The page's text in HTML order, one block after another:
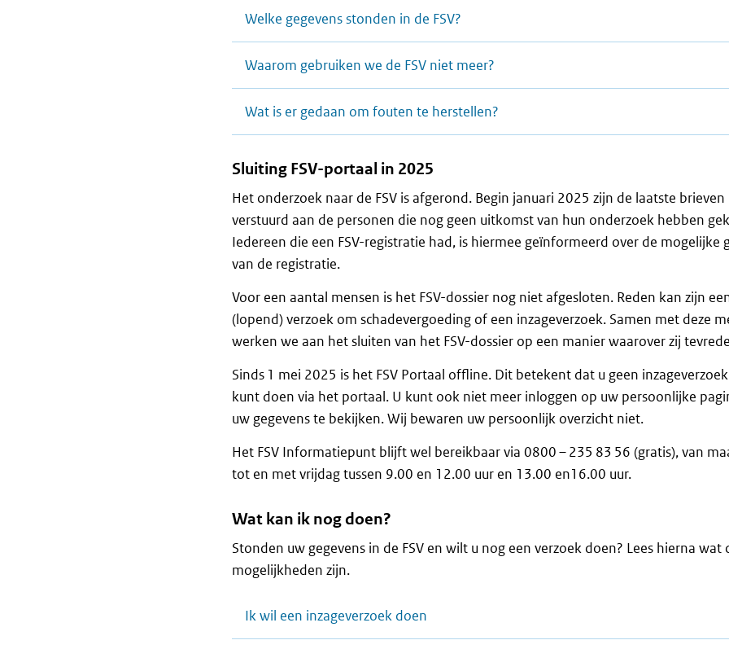
Welke gegevens stonden in de FSV?
Waarom gebruiken we de FSV niet meer?
Wat is er gedaan om fouten te herstellen?
Sluiting FSV-portaal in 2025
Het onderzoek naar de FSV is afgerond. Begin januari 2025 zijn de laatste brieven
verstuurd aan de personen die nog geen uitkomst van hun onderzoek hebben
Iedereen die een FSV-registratie had, is hiermee geïnformeerd over de mogelijke
van de registratie.
Voor een aantal mensen is het FSV-dossier nog niet afgesloten. Reden kan zijn
(lopend) verzoek om schadevergoeding of een inzageverzoek. Samen met deze
werken we aan het sluiten van het FSV-dossier op een manier waarover zij
Sinds 1 mei 2025 is het FSV Portaal offline. Dit betekent dat u geen
kunt doen via het portaal. U kunt ook niet meer inloggen op uw persoonlijke
uw gegevens te bekijken. Wij bewaren uw persoonlijk overzicht niet.
Het FSV Informatiepunt blijft wel bereikbaar via 0800 – 235 83 56 (gratis), van
tot en met vrijdag tussen 9.00 en 12.00 uur en 13.00 en16.00 uur.
Wat kan ik nog doen?
Stonden uw gegevens in de FSV en wilt u nog een verzoek doen? Lees hierna wat
mogelijkheden zijn.
Ik wil een inzageverzoek doen